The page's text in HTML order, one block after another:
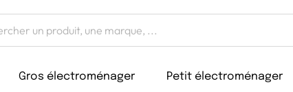
Gros électroménager Petit électroménager